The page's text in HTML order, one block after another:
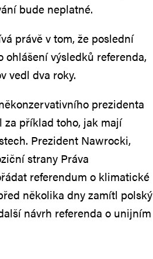
bude neplatné.
právě v tom, že poslední
ohlášení výsledků referenda,
vedl dva roky.
prezidenta
za příklad toho, jak mají
Prezident Nawrocki,
strany Práva
referendum o klimatické
několika dny zamítl polský
návrh referenda o unijním